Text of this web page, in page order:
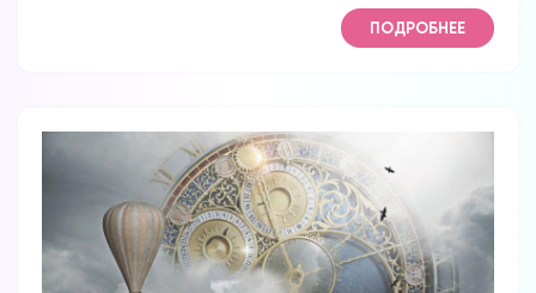
ПОДРОБНЕЕ